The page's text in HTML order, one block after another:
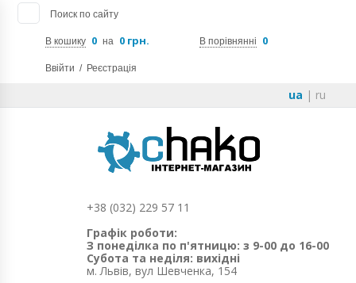
Поиск по сайту
В кошику 0 на 0 грн. В порівнянні 0
Ввійти / Реєстрація
ua | ru
+38 (032) 229 57 11
Графік роботи:
З понеділка по п'ятницю: з 9-00 до 16-00
Субота та неділя: вихідні
м. Львів, вул Шевченка, 154